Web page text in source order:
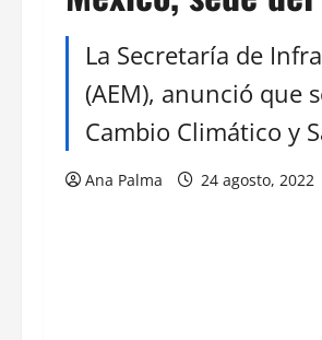
La Secretaría de
(AEM), anunció que
Cambio Climático y
Ana Palma 24 agosto, 2022